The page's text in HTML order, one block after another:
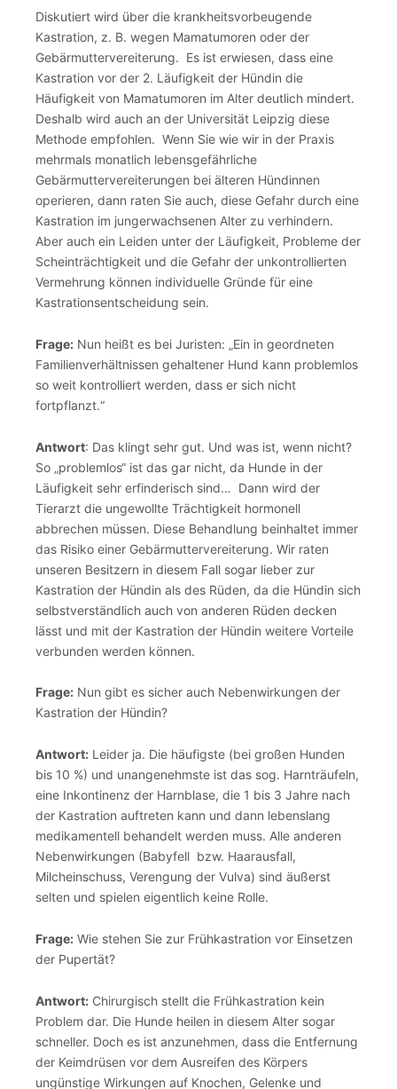
Diskutiert wird über die krankheitsvorbeugende
Kastration, z. B. wegen Mamatumoren oder der
Gebärmuttervereiterung. Es ist erwiesen, dass eine
Kastration vor der 2. Läufigkeit der Hündin die
Häufigkeit von Mamatumoren im Alter deutlich mindert.
Deshalb wird auch an der Universität Leipzig diese
Methode empfohlen. Wenn Sie wie wir in der Praxis
mehrmals monatlich lebensgefährliche
Gebärmuttervereiterungen bei älteren Hündinnen
operieren, dann raten Sie auch, diese Gefahr durch eine
Kastration im jungerwachsenen Alter zu verhindern.
Aber auch ein Leiden unter der Läufigkeit, Probleme der
Scheinträchtigkeit und die Gefahr der unkontrollierten
Vermehrung können individuelle Gründe für eine
Kastrationsentscheidung sein.
Frage: Nun heißt es bei Juristen: „Ein in geordneten
Familienverhältnissen gehaltener Hund kann problemlos
so weit kontrolliert werden, dass er sich nicht
fortpflanzt.“
Antwort: Das klingt sehr gut. Und was ist, wenn nicht?
So „problemlos“ ist das gar nicht, da Hunde in der
Läufigkeit sehr erfinderisch sind… Dann wird der
Tierarzt die ungewollte Trächtigkeit hormonell
abbrechen müssen. Diese Behandlung beinhaltet immer
das Risiko einer Gebärmuttervereiterung. Wir raten
unseren Besitzern in diesem Fall sogar lieber zur
Kastration der Hündin als des Rüden, da die Hündin sich
selbstverständlich auch von anderen Rüden decken
lässt und mit der Kastration der Hündin weitere Vorteile
verbunden werden können.
Frage: Nun gibt es sicher auch Nebenwirkungen der
Kastration der Hündin?
Antwort: Leider ja. Die häufigste (bei großen Hunden
bis 10 %) und unangenehmste ist das sog. Harnträufeln,
eine Inkontinenz der Harnblase, die 1 bis 3 Jahre nach
der Kastration auftreten kann und dann lebenslang
medikamentell behandelt werden muss. Alle anderen
Nebenwirkungen (Babyfell bzw. Haarausfall,
Milcheinschuss, Verengung der Vulva) sind äußerst
selten und spielen eigentlich keine Rolle.
Frage: Wie stehen Sie zur Frühkastration vor Einsetzen
der Pupertät?
Antwort: Chirurgisch stellt die Frühkastration kein
Problem dar. Die Hunde heilen in diesem Alter sogar
schneller. Doch es ist anzunehmen, dass die Entfernung
der Keimdrüsen vor dem Ausreifen des Körpers
ungünstige Wirkungen auf Knochen, Gelenke und